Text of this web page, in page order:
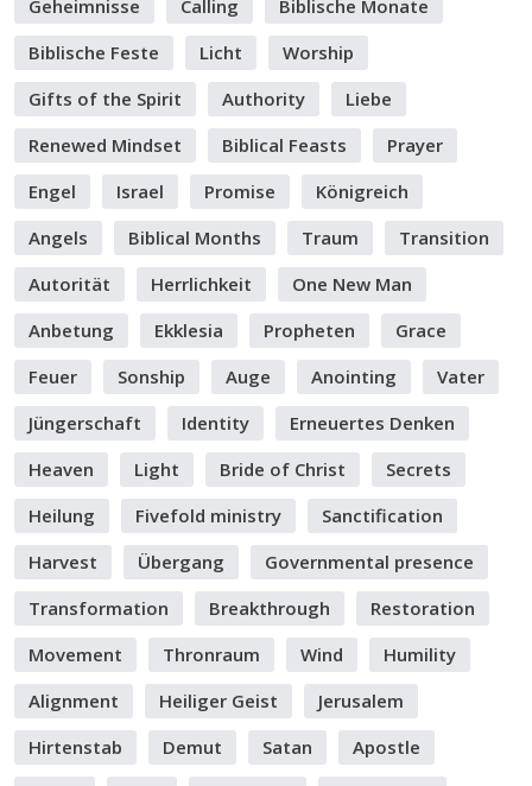
Geheimnisse
Calling
Biblische Monate
Biblische Feste
Licht
Worship
Gifts of the Spirit
Authority
Liebe
Renewed Mindset
Biblical Feasts
Prayer
Engel
Israel Promise
Königreich
Angels
Biblical Months Traum
Transition
Autorität
Herrlichkeit
One New Man
Anbetung
Ekklesia Propheten
Grace
Feuer
Sonship Auge Anointing
Vater
Jüngerschaft
Identity
Erneuertes Denken
Heaven
Light Bride of Christ
Secrets
Heilung
Fivefold ministry
Sanctification
Harvest
Übergang
Governmental presence
Transformation
Breakthrough
Restoration
Movement
Thronraum Wind
Humility
Alignment
Heiliger Geist
Jerusalem
Hirtenstab
Demut Satan
Apostle